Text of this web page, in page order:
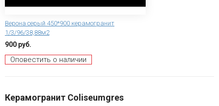
Верона серый 450*900 керамогранит
1/3/96/38,88м2
900 руб.
Оповестить о наличии
Керамогранит Coliseumgres